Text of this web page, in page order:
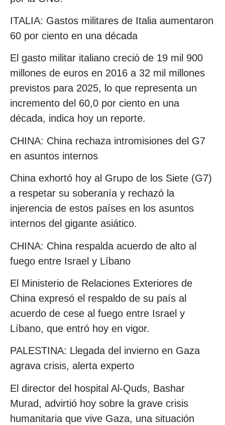
ITALIA: Gastos militares de Italia aumentaron
60 por ciento en una década
El gasto militar italiano creció de 19 mil 900
millones de euros en 2016 a 32 mil millones
previstos para 2025, lo que representa un
incremento del 60,0 por ciento en una
década, indica hoy un reporte.
CHINA: China rechaza intromisiones del G7
en asuntos internos
China exhortó hoy al Grupo de los Siete (G7)
a respetar su soberanía y rechazó la
injerencia de estos países en los asuntos
internos del gigante asiático.
CHINA: China respalda acuerdo de alto al
fuego entre Israel y Líbano
El Ministerio de Relaciones Exteriores de
China expresó el respaldo de su país al
acuerdo de cese al fuego entre Israel y
Líbano, que entró hoy en vigor.
PALESTINA: Llegada del invierno en Gaza
agrava crisis, alerta experto
El director del hospital Al-Quds, Bashar
Murad, advirtió hoy sobre la grave crisis
humanitaria que vive Gaza, una situación